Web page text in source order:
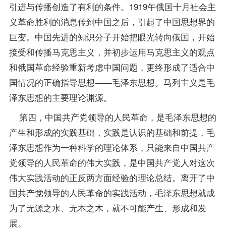
引进与传播创造了有利的条件。1919午俄国十月社会主
义革命胜利的消息传到中国之后，引起了中国思想界的
巨变。中国先进的知识分子开始把眼光转向俄国，开始
接受和传播马克思主义，并初步运用马克思主义的观点
和俄国革命经验重新考虑中国问题，更终形成了适合中
国情况的正确指导思想——毛泽东思想。马列主义是毛
泽东思想的主要理论渊源。
第四，中国共产党领导的人民革命，是毛泽东思想的
产生和形成的实践基础，实践是认识的基础和前提，毛
泽东思想作为一种科学的理论体系，只能来自中国共产
党领导的人民革命的伟大实践，是中国共产党人对这次
伟大实践活动的正反两方面经验的理论总结。离开了中
国共产党领导的人民革命的实践活动，毛泽东思想就成
为了无源之水、无本之木，就不可能产生、形成和发
展。